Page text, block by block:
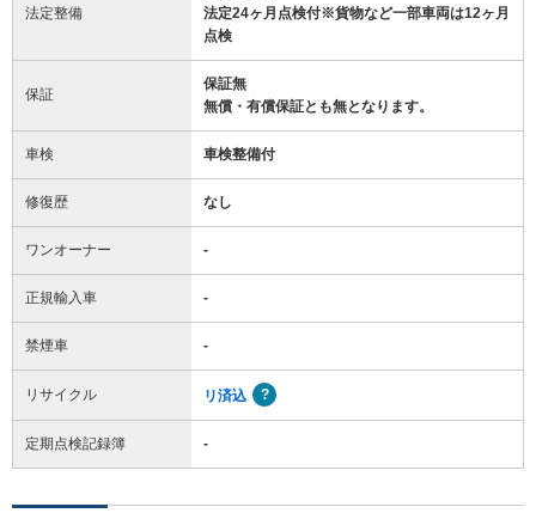
法定整備
法定24ヶ月点検付※貨物など一部車両は12ヶ月
点検
保証
保証無
無償・有償保証とも無となります。
車検 車検整備付
修復歴 なし
ワンオーナー -
正規輸入車 -
禁煙車 -
リサイクル リ済込
定期点検記録簿 -